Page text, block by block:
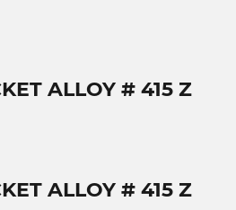
ALLOY # 415 Z
ALLOY # 415 Z